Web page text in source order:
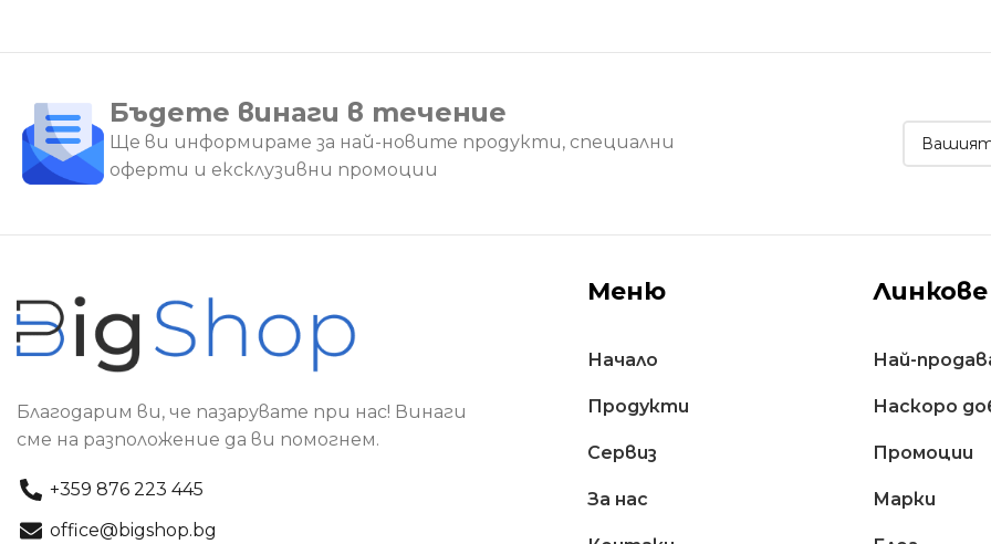
Бъдете винаги в течение
Ще ви информираме за най-новите продукти, специални
оферти и ексклузивни промоции
Благодарим ви, че пазарувате при нас! Винаги
сме на разположение да ви помогнем.
+359 876 223 445
office@bigshop.bg
Меню
Начало
Продукти
Сервиз
За нас
Линкове
Най-
Наскоро
Промоции
Марки